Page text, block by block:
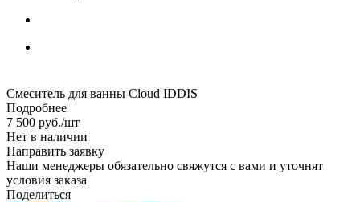
Смеситель для ванны Cloud IDDIS
Подробнее
7 500 руб./шт
Нет в наличии
Направить заявку
Наши менеджеры обязательно свяжутся с вами и уточнят
условия заказа
Поделиться